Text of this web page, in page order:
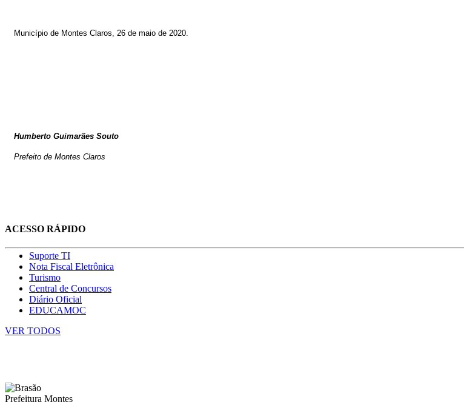
Município de Montes Claros, 26 de maio de 2020
Humberto Guimarães Souto
Prefeito de Montes Claros
ACESSO RÁPIDO
Suporte TI
Nota Fiscal Eletrônica
Turismo
Central de Concursos
Diário Oficial
EDUCAMOC
VER TODOS